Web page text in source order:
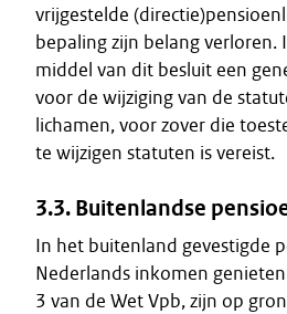
vrijgestelde
bepaling zijn belang verloren.
middel van dit besluit een
voor de wijziging van de
lichamen, voor zover die
te wijzigen statuten is vereist.
3.3. Buitenlandse
In het buitenland gevestigde
Nederlands inkomen
3 van de Wet Vpb, zijn op